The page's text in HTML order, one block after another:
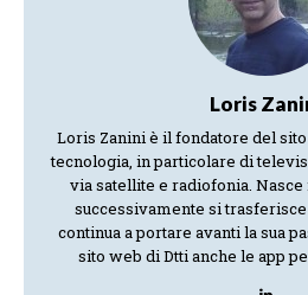
Loris
Loris Zanini è il fondatore del
tecnologia, in particolare di
via satellite e radiofonia. Nasce
successivamente si
continua a portare avanti la sua
sito web di Dtti anche le app